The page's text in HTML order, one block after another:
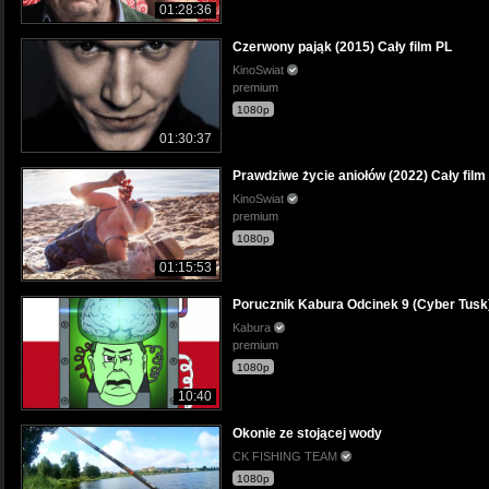
01:28:36
01:30:37
Czerwony pająk (2015) Cały film PL
KinoSwiat
premium
1080p
01:15:53
Prawdziwe życie aniołów (2022) Cały film
KinoSwiat
premium
1080p
10:40
Porucznik Kabura Odcinek 9 (Cyber
Kabura
premium
1080p
Okonie ze stojącej wody
CK FISHING TEAM
1080p